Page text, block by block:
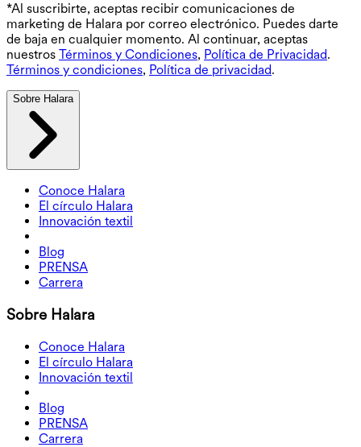
*Al suscribirte, aceptas recibir comunicaciones de
marketing de Halara por correo electrónico. Puedes darte
de baja en cualquier momento. Al continuar, aceptas
nuestros Términos y Condiciones, Política de Privacidad.
Términos y condiciones, Política de privacidad.
Sobre Halara
Conoce Halara
El círculo Halara
Innovación textil
Blog
PRENSA
Carrera
Sobre Halara
Conoce Halara
El círculo Halara
Innovación textil
Blog
PRENSA
Carrera